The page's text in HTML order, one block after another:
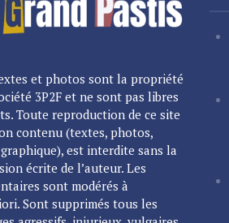
et photos sont la propriété
3P2F et ne sont pas libres
Toute reproduction de ce site
contenu (textes, photos,
est interdite sans la
écrite de l’auteur. Les
sont modérés à
Sont supprimés tous les